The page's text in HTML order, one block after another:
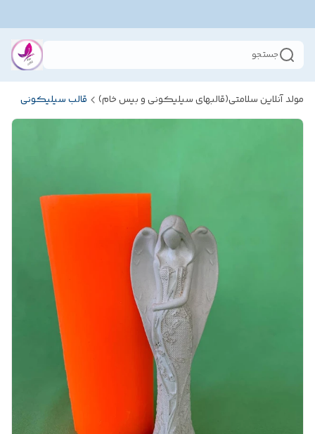
جستجو
مولد آنلاین سلامتی(قالبهای سیلیکونی و بیس خام) قالب سیلیکونی